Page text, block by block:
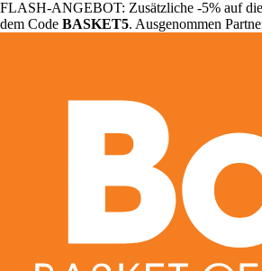
FLASH-ANGEBOT: Zusätzliche -5% auf die
dem Code BASKET5. Ausgenommen